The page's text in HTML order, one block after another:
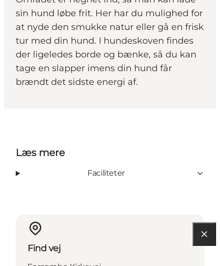
sin hund løbe frit. Her har du mulighed for
at nyde den smukke natur eller gå en frisk
tur med din hund. I hundeskoven findes
der ligeledes borde og bænke, så du kan
tage en slapper imens din hund får
brændt det sidste energi af.
Læs mere
Faciliteter
Find vej